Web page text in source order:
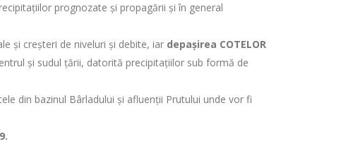
prognozate și propagării și în general
și creșteri de niveluri și debite, iar depașirea COTELOR
și sudul țării, datorită precipitațiilor sub formă de
din bazinul Bârladului și afluenții Prutului unde vor fi